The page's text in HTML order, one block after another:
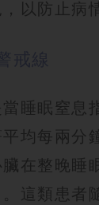
以防止病
睡眠窒息
均每兩分
在整晚睡
這類患者